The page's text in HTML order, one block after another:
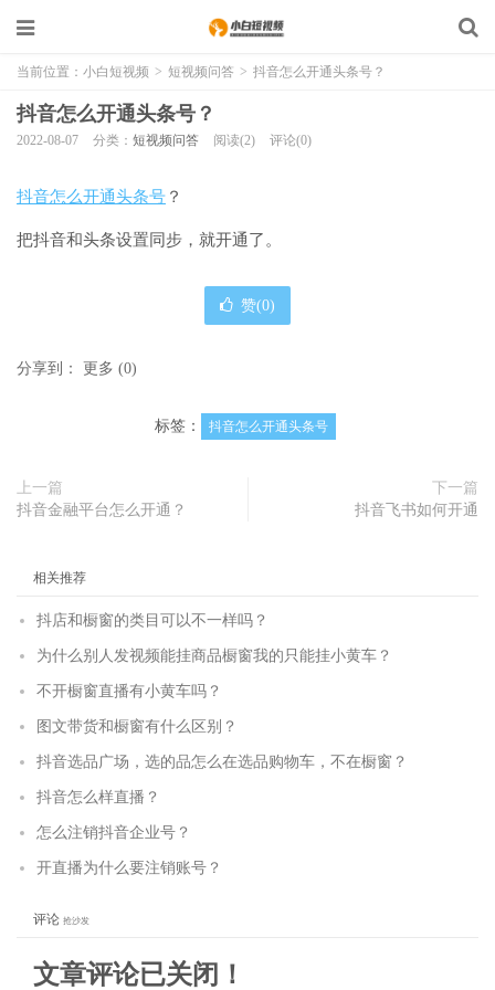
当前位置： 小白短视频 > 短视频问答 > 抖音怎么开通头条号？
抖音怎么开通头条号？
2022-08-07 分类： 短视频问答 阅读(2) 评论(0)
抖音怎么开通头条号 ？
把抖音和头条设置同步，就开通了。
赞(0)
分享到： 更多 (0)
标签： 抖音怎么开通头条号
上一篇
抖音金融平台怎么开通？
下一篇
抖音飞书如何开通
相关推荐
抖店和橱窗的类目可以不一样吗？
为什么别人发视频能挂商品橱窗我的只能挂小黄车？
不开橱窗直播有小黄车吗？
图文带货和橱窗有什么区别？
抖音选品广场，选的品怎么在选品购物车，不在橱窗？
抖音怎么样直播？
怎么注销抖音企业号？
开直播为什么要注销账号？
评论 抢沙发
文章评论已关闭！